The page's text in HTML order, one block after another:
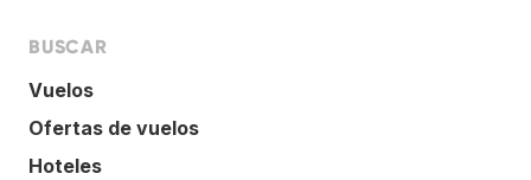
BUSCAR
Vuelos
Ofertas de vuelos
Hoteles